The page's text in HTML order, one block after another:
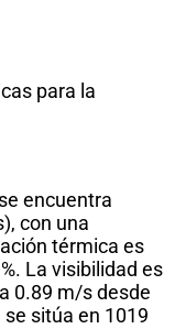
para la
se encuentra
con una
térmica es
La visibilidad es
0.89 m/s desde
sitúa en 1019